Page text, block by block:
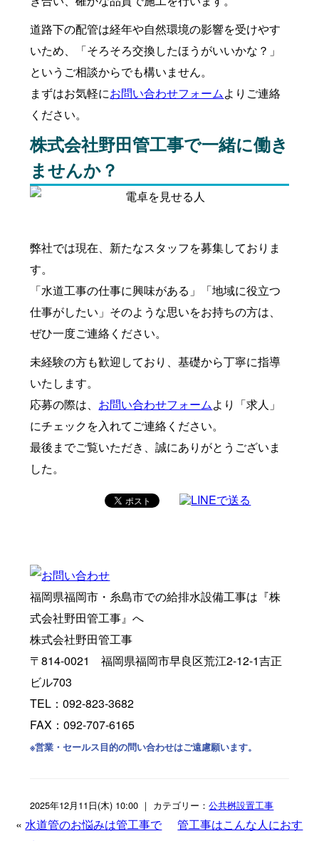
道路下の配管は経年や自然環境の影響を受けやす
いため、「そろそろ交換したほうがいいかな？」
というご相談からでも構いません。
まずはお気軽にお問い合わせフォームよりご連絡
ください。
株式会社野田管工事で一緒に働き
ませんか？
弊社では現在、新たなスタッフを募集しておりま
す。
「水道工事の仕事に興味がある」「地域に役立つ
仕事がしたい」そのような思いをお持ちの方は、
ぜひ一度ご連絡ください。
未経験の方も歓迎しており、基礎から丁寧に指導
いたします。
応募の際は、 お問い合わせフォームより「求人」
にチェックを入れてご連絡ください。
最後までご覧いただき、誠にありがとうございま
した。
福岡県福岡市・糸島市での給排水設備工事は『株
式会社野田管工事』へ
株式会社野田管工事
〒814-0021 福岡県福岡市早良区荒江2-12-1吉正
ビル703
TEL：092-823-3682
FAX：092-707-6165
※営業・セールス目的の問い合わせはご遠慮願います。
2025年12月11日(木) 10:00 ｜ カテゴリー：公共桝設置工事
«水道管のお悩みは管工事で
管工事はこんな人におす